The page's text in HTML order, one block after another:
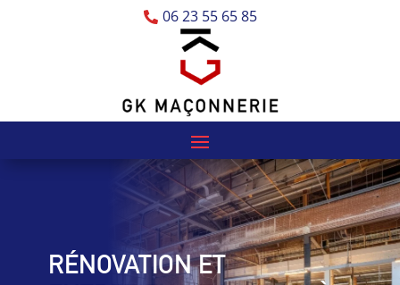
 06 23 55 65 85
RÉNOVATION ET